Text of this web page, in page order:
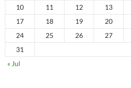
10
11 12 13
17
18 19 20
24
25 26 27
31
« Jul